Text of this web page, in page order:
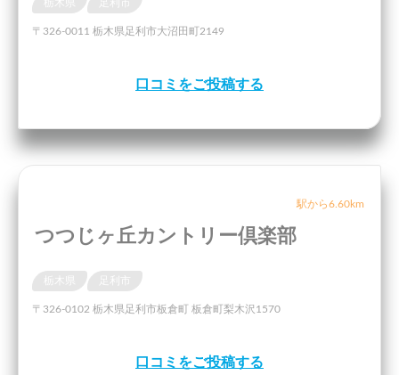
〒326-0011 栃木県足利市大沼田町2149
口コミをご投稿する
駅から6.60km
つつじヶ丘カントリー倶楽部
〒326-0102 栃木県足利市板倉町 板倉町梨木沢1570
口コミをご投稿する